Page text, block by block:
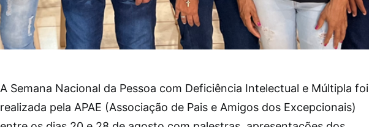
A Semana Nacional da Pessoa com Deficiência Intelectual e Múltipla foi
realizada pela APAE (Associação de Pais e Amigos dos Excepcionais)